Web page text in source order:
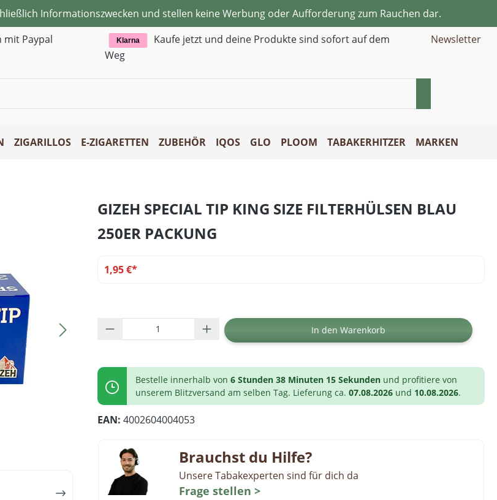
Informationszwecken und stellen keine Werbung oder Aufforderung zum Rauchen dar.
mit Paypal Klarna
Kaufe jetzt und deine Produkte sind sofort auf dem
Weg
Newsletter
ZIGARILLOS E-ZIGARETTEN ZUBEHÖR IQOS GLO PLOOM TABAKERHITZER MARKEN
GIZEH SPECIAL TIP KING SIZE FILTERHÜLSEN BLAU
250ER PACKUNG
1,95 €*
Produkt Anzahl: Gib den gewünschten Wert ein oder
In den Warenkorb
Bestelle innerhalb von 6 Stunden 38 Minuten 14 Sekunden und profitiere von
unserem Blitzversand am selben Tag. Lieferung ca. 07.08.2026 und 10.08.2026.
EAN: 4002604004053
Brauchst du Hilfe?
Unsere Tabakexperten sind für dich da
Frage stellen >